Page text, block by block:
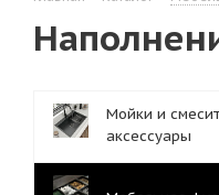
Мойки и
аксессуары